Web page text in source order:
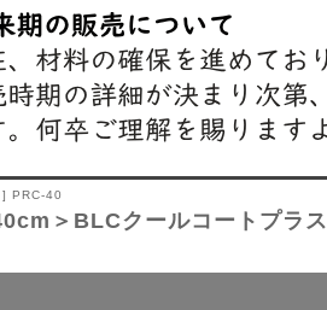
] PRC-40
＞BLCクールコートプラス